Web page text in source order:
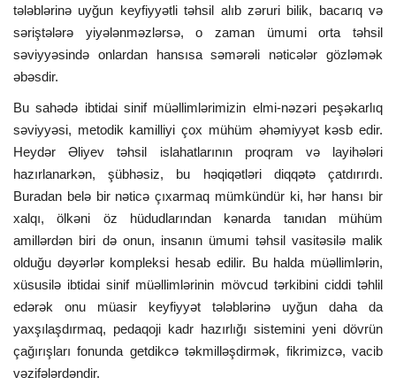
tələblərinə uyğun keyfiyyətli təhsil alıb zəruri bilik, bacarıq və
səriştələrə yiyələnməzlərsə, o zaman ümumi orta təhsil
səviyyəsində onlardan hansısa səmərəli nəticələr gözləmək
əbəsdir.
Bu sahədə ibtidai sinif müəllimlərimizin elmi-nəzəri peşəkarlıq
səviyyəsi, metodik kamilliyi çox mühüm əhəmiyyət kəsb edir.
Heydər Əliyev təhsil islahatlarının proqram və layihələri
hazırlanarkən, şübhəsiz, bu həqiqətləri diqqətə çatdırırdı.
Buradan belə bir nəticə çıxarmaq mümkündür ki, hər hansı bir
xalqı, ölkəni öz hüdudlarından kənarda tanıdan mühüm
amillərdən biri də onun, insanın ümumi təhsil vasitəsilə malik
olduğu dəyərlər kompleksi hesab edilir. Bu halda müəllimlərin,
xüsusilə ibtidai sinif müəllimlərinin mövcud tərkibini ciddi təhlil
edərək onu müasir keyfiyyət tələblərinə uyğun daha da
yaxşılaşdırmaq, pedaqoji kadr hazırlığı sistemini yeni dövrün
çağırışları fonunda getdikcə təkmilləşdirmək, fikrimizcə, vacib
vəzifələrdəndir.